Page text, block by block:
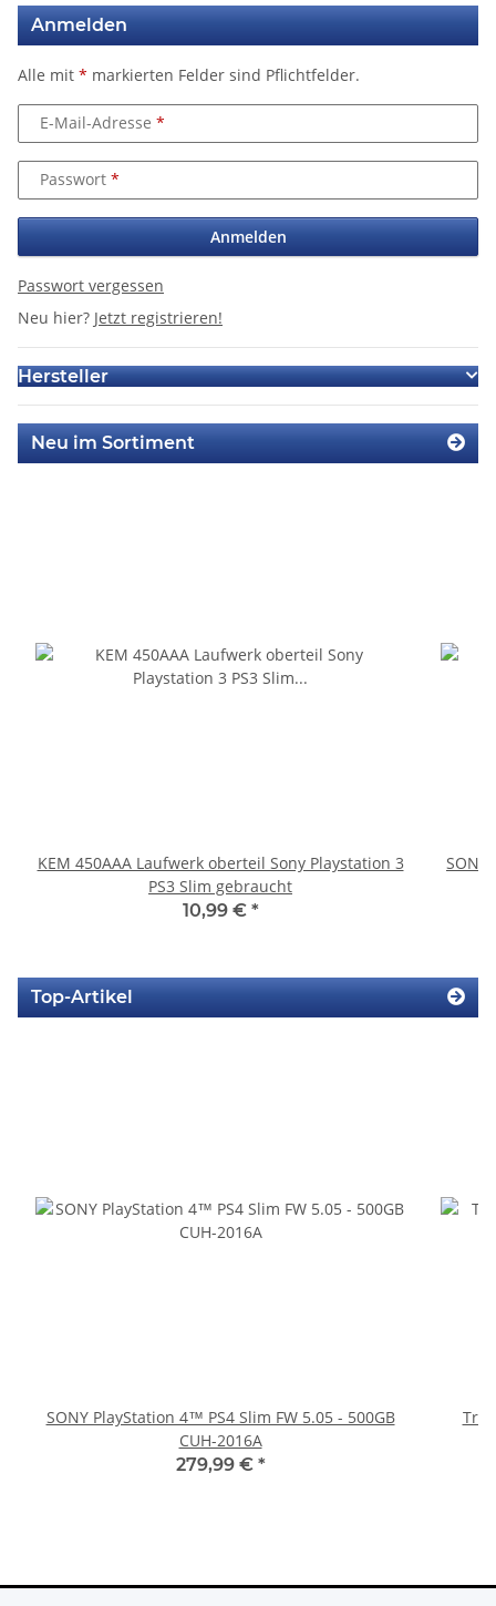
Anmelden
Alle mit * markierten Felder sind Pflichtfelder.
E-Mail-Adresse
Passwort
Anmelden
Passwort vergessen
Neu hier? Jetzt registrieren!
Hersteller
Neu im Sortiment
KEM 450AAA Laufwerk oberteil Sony Playstation 3
PS3 Slim gebraucht
10,99 € *
Top-Artikel
SONY PlayStation 4™ PS4 Slim FW 5.05 - 500GB
CUH-2016A
279,99 € *